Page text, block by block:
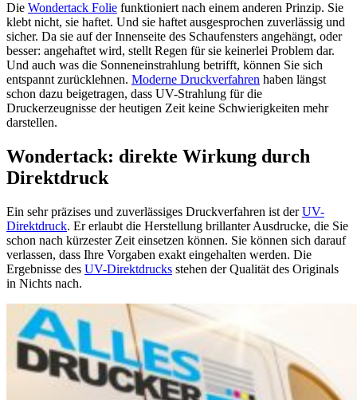
Die Wondertack Folie funktioniert nach einem anderen Prinzip. Sie
klebt nicht, sie haftet. Und sie haftet ausgesprochen zuverlässig und
sicher. Da sie auf der Innenseite des Schaufensters angehängt, oder
besser: angehaftet wird, stellt Regen für sie keinerlei Problem dar.
Und auch was die Sonneneinstrahlung betrifft, können Sie sich
entspannt zurücklehnen. Moderne Druckverfahren haben längst
schon dazu beigetragen, dass UV-Strahlung für die
Druckerzeugnisse der heutigen Zeit keine Schwierigkeiten mehr
darstellen.
Wondertack: direkte Wirkung durch
Direktdruck
Ein sehr präzises und zuverlässiges Druckverfahren ist derUV-
Direktdruck. Er erlaubt die Herstellung brillanter Ausdrucke, die Sie
schon nach kürzester Zeit einsetzen können. Sie können sich darauf
verlassen, dass Ihre Vorgaben exakt eingehalten werden. Die
Ergebnisse des UV-Direktdrucks stehen der Qualität des Originals
in Nichts nach.